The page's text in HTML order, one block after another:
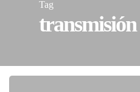
Tag
transmisión